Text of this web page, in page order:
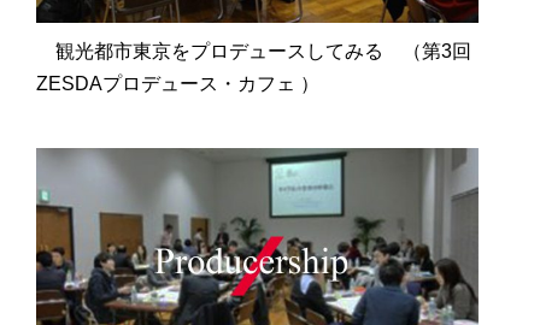
観光都市東京をプロデュースしてみる （第3回
ZESDAプロデュース・カフェ ）